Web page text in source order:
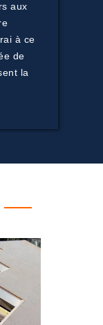
aux
à ce
de
la